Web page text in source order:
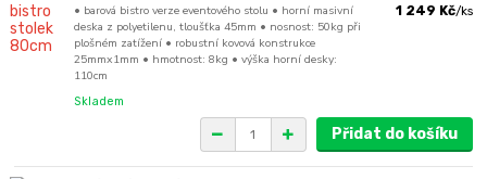
• barová bistro verze eventového stolu • horní masivní
deska z polyetilenu, tloušťka 45mm • nosnost: 50kg při
plošném zatížení • robustní kovová konstrukce
25mmx1mm • hmotnost: 8kg • výška horní desky:
110cm
1 249 Kč/ks
Skladem
Přidat do košíku